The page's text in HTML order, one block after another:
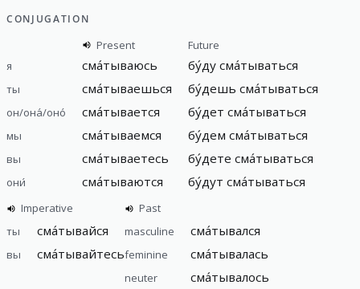
CONJUGATION
Present
Future
я
сма́тываюсь бу́ду сма́тываться
ты сма́тываешься бу́дешь сма́тываться
он/она́/оно́ сма́тывается бу́дет сма́тываться
мы сма́тываемся бу́дем сма́тываться
вы сма́тываетесь бу́дете сма́тываться
они́ сма́тываются бу́дут сма́тываться
Imperative
ты
сма́тывайся
вы сма́тывайтесь
Past
masculine
сма́тывался
feminine сма́тывалась
neuter сма́тывалось